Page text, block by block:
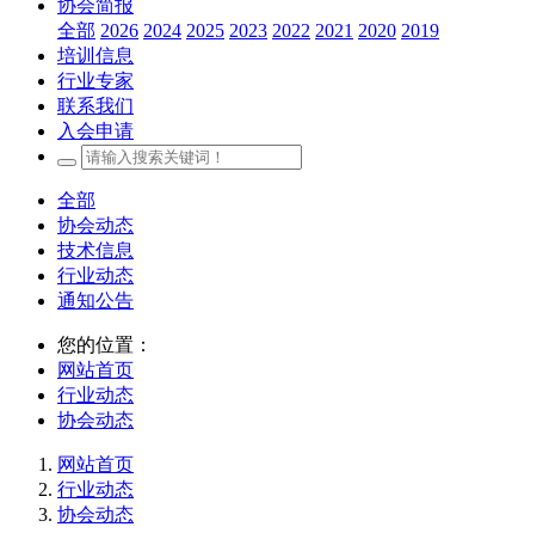
协会简报
全部 2026 2024 2025 2023 2022 2021 2020 2019
培训信息
行业专家
联系我们
入会申请
全部
协会动态
技术信息
行业动态
通知公告
您的位置：
网站首页
行业动态
协会动态
网站首页
行业动态
协会动态